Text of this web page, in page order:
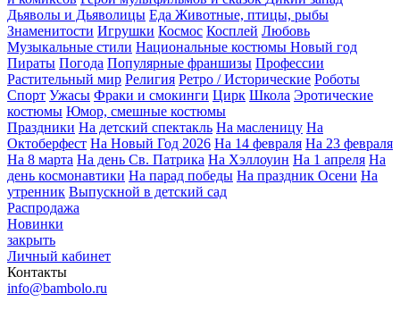
Дьяволы и Дьяволицы Еда Животные, птицы, рыбы
Знаменитости Игрушки Космос Косплей Любовь
Музыкальные стили Национальные костюмы Новый год
Пираты Погода Популярные франшизы Профессии
Растительный мир Религия Ретро / Исторические Роботы
Спорт Ужасы Фраки и смокинги Цирк Школа Эротические
костюмы Юмор, смешные костюмы
Праздники На детский спектакль На масленицу На
Октоберфест На Новый Год 2026 На 14 февраля На 23 февраля
На 8 марта На день Св. Патрика На Хэллоуин На 1 апреля На
день космонавтики На парад победы На праздник Осени На
утренник Выпускной в детский сад
Распродажа
Новинки
закрыть
Личный кабинет
Контакты
info@bambolo.ru